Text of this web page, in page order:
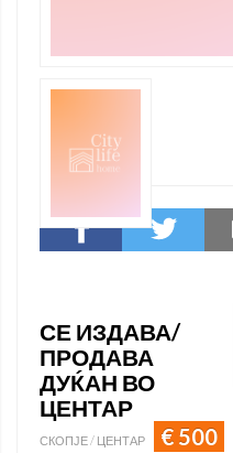
СЕ ИЗДАВА/
ПРОДАВА
ДУЌАН ВО
ЦЕНТАР
СКОПЈЕ / ЦЕНТАР € 500